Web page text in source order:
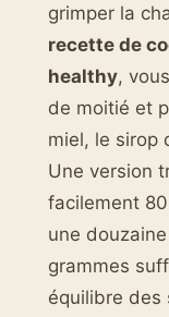
grimper la
recette de
healthy,
de moitié et
miel, le sirop
Une version
facilement
une
grammes
équilibre des